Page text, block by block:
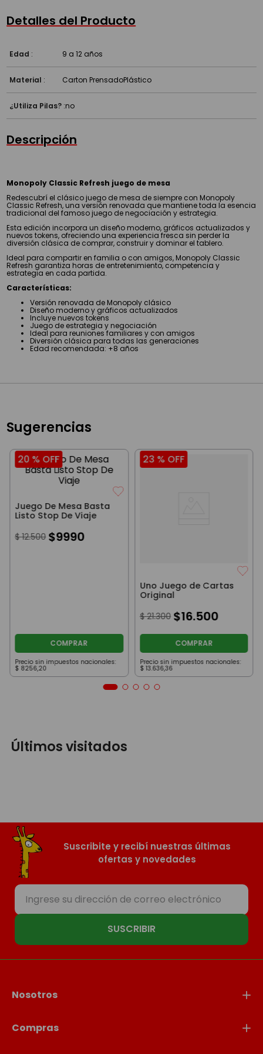
Detalles del Producto
Edad : 9 a 12 años
Material : Carton PrensadoPlástico
¿Utiliza Pilas? :no
Descripción
Monopoly Classic Refresh juego de mesa
Redescubrí el clásico juego de mesa de siempre con Monopoly
Classic Refresh, una versión renovada que mantiene toda la esencia
tradicional del famoso juego de negociación y estrategia.
Esta edición incorpora un diseño moderno, gráficos actualizados y
nuevos tokens, ofreciendo una experiencia fresca sin perder la
diversión clásica de comprar, construir y dominar el tablero.
Ideal para compartir en familia o con amigos, Monopoly Classic
Refresh garantiza horas de entretenimiento, competencia y
estrategia en cada partida.
Características:
Versión renovada de Monopoly clásico
Diseño moderno y gráficos actualizados
Incluye nuevos tokens
Juego de estrategia y negociación
Ideal para reuniones familiares y con amigos
Diversión clásica para todas las generaciones
Edad recomendada: +8 años
Sugerencias
20 % OFF
Juego De Mesa Basta
Listo Stop De Viaje
$ 12.500 $9990
COMPRAR
Precio sin impuestos nacionales:
$ 8256,20
23 % OFF
Uno Juego de Cartas
Original
$ 21.300 $16.500
COMPRAR
Precio sin impuestos nacionales:
$ 13.636,36
Últimos visitados
Suscribite y recibí nuestras últimas
ofertas y novedades
SUSCRIBIR
Nosotros
Compras